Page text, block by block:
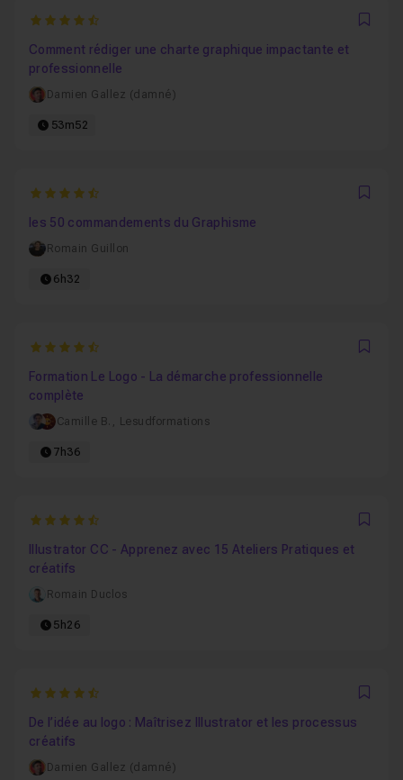
4.9615384615385
Comment rédiger une charte graphique impactante et
professionnelle
Damien Gallez (damné)
53m52
4.4
les 50 commandements du Graphisme
Romain Guillon
6h32
4.8571428571429
Formation Le Logo - La démarche professionnelle
complète
Camille B. , Lesudformations
7h36
4.7878787878788
Illustrator CC - Apprenez avec 15 Ateliers Pratiques et
créatifs
Romain Duclos
5h26
4.7857142857143
De l’idée au logo : Maîtrisez Illustrator et les processus
créatifs
Damien Gallez (damné)